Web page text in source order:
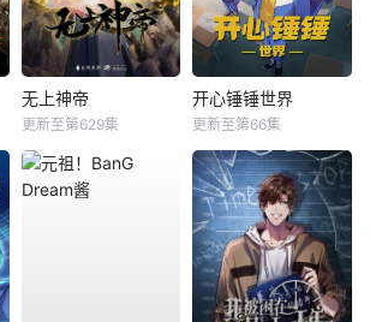
无上神帝
更新至第629集
开心锤锤世界
更新至第66集